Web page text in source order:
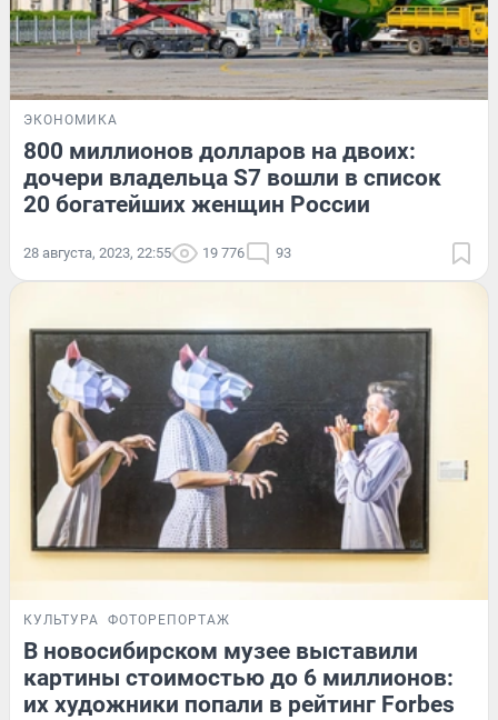
ЭКОНОМИКА
800 миллионов долларов на двоих:
дочери владельца S7 вошли в список
20 богатейших женщин России
28 августа, 2023, 22:55 19 776 93
КУЛЬТУРА ФОТОРЕПОРТАЖ
В новосибирском музее выставили
картины стоимостью до 6 миллионов:
их художники попали в рейтинг Forbes